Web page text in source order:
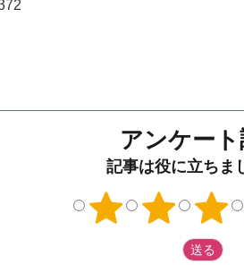
アンケー
記事は役に立ちま